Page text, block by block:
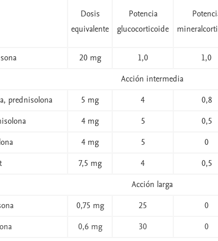
Dosis
equivalente
Potencia
glucocorticoide
20 mg 1,0 1,0
Acción intermedia
prednisolona
5 mg 4 0,8
4 mg 5 0,5
4 mg 5 0
7,5 mg 4 0,5
Acción larga
0,75 mg 25 0
0,6 mg 30 0